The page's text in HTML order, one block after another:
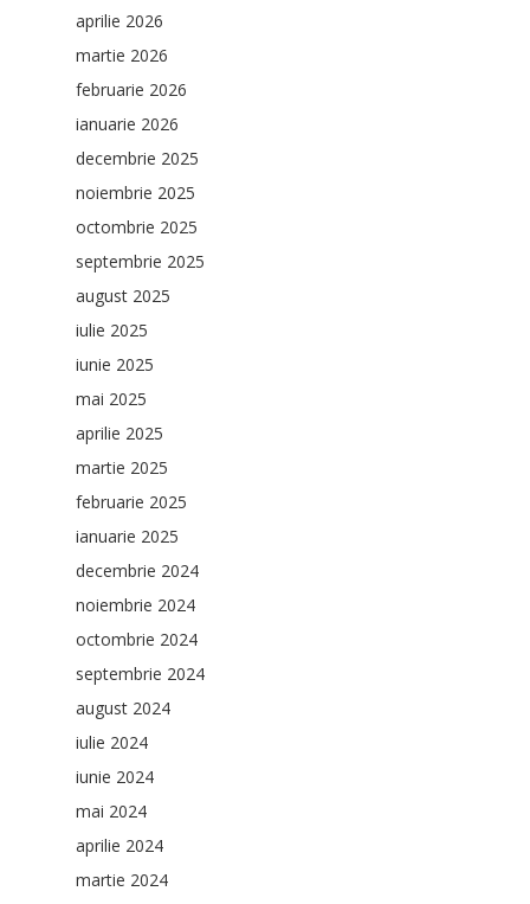
aprilie 2026
martie 2026
februarie 2026
ianuarie 2026
decembrie 2025
noiembrie 2025
octombrie 2025
septembrie 2025
august 2025
iulie 2025
iunie 2025
mai 2025
aprilie 2025
martie 2025
februarie 2025
ianuarie 2025
decembrie 2024
noiembrie 2024
octombrie 2024
septembrie 2024
august 2024
iulie 2024
iunie 2024
mai 2024
aprilie 2024
martie 2024